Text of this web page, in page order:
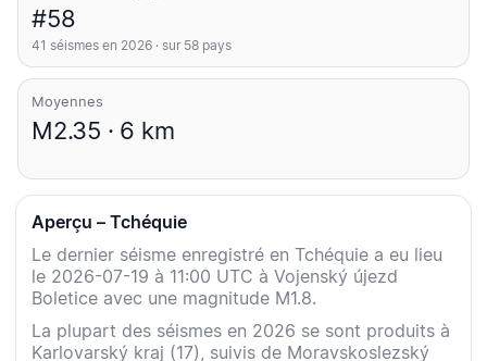
#58
41 séismes en 2026 · sur 58 pays
Moyennes
M2.35 · 6 km
Aperçu – Tchéquie
Le dernier séisme enregistré en Tchéquie a eu lieu
le 2026-07-19 à 11:00 UTC à Vojenský újezd
Boletice avec une magnitude M1.8.
La plupart des séismes en 2026 se sont produits à
Karlovarský kraj (17), suivis de Moravskoslezský